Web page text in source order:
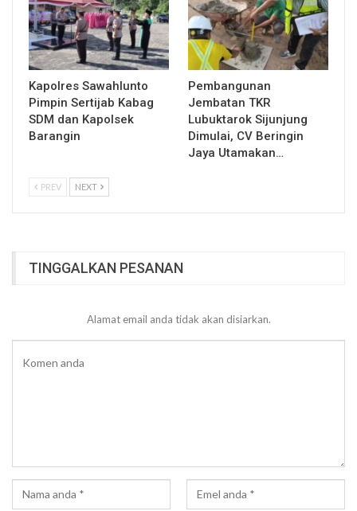
Kapolres Sawahlunto
Pimpin Sertijab Kabag
SDM dan Kapolsek
Barangin
Pembangunan
Jembatan TKR
Lubuktarok Sijunjung
Dimulai, CV Beringin
Jaya Utamakan…
PREV NEXT
TINGGALKAN PESANAN
Alamat email anda tidak akan disiarkan.